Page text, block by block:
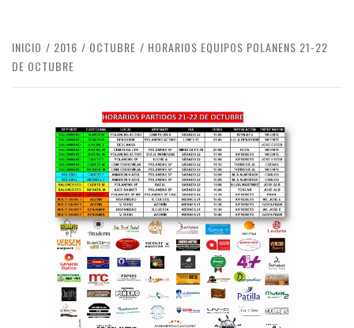
INICIO 2016 OCTUBRE
HORARIOS EQUIPOS POLANENS 21-22
DE OCTUBRE